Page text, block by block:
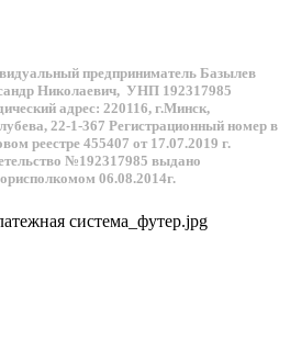
предприниматель Базылев
Николаевич, УНП 192317985
адрес: 220116, г.Минск,
22-1-367 Регистрационный номер в
реестре 455407 от 17.07.2019 г.
№192317985 выдано
06.08.2014г.